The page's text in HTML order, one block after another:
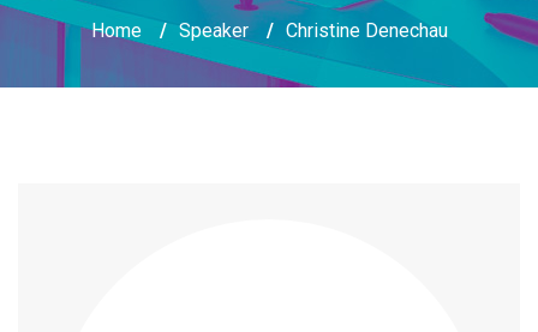
Home / Speaker / Christine Denechau